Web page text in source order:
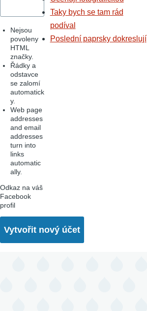
Nejsou
povoleny
HTML
značky.
Řádky a
odstavce
se zalomí
automatick
y.
Web page
addresses
and email
addresses
turn into
links
automatic
ally.
Odkaz na váš
Facebook
profil
Taky bych se tam rád
podíval
Poslední paprsky dokreslují